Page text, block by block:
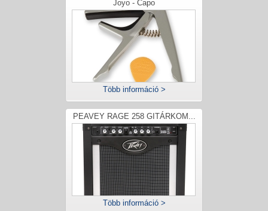
Joyo - Capo
Több információ >
PEAVEY RAGE 258 GITÁRKOM...
Több információ >